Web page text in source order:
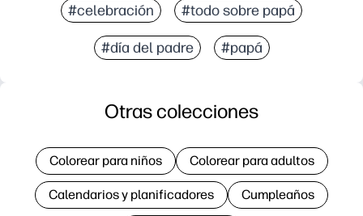
#celebración #todo sobre papá
#día del padre #papá
Otras colecciones
Colorear para niños Colorear para adultos
Calendarios y planificadores Cumpleaños